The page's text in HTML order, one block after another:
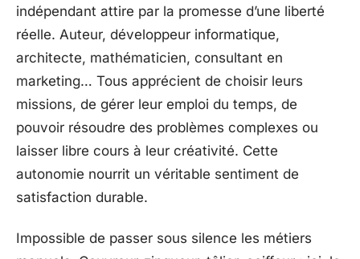
indépendant attire par la promesse d’une liberté
réelle. Auteur, développeur informatique,
architecte, mathématicien, consultant en
marketing… Tous apprécient de choisir leurs
missions, de gérer leur emploi du temps, de
pouvoir résoudre des problèmes complexes ou
laisser libre cours à leur créativité. Cette
autonomie nourrit un véritable sentiment de
satisfaction durable.
Impossible de passer sous silence les métiers